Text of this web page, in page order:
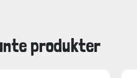
produkter